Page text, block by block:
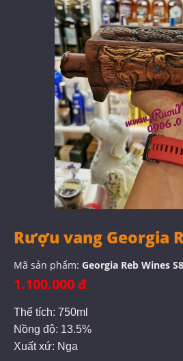
Rượu vang Georgia
Mã sản phẩm: Georgia Reb Wines
1.100.000 đ
Thể tích: 750ml
Nồng độ: 13.5%
Xuất xứ: Nga